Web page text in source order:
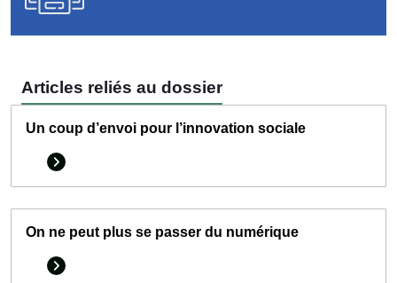
Articles reliés au dossier
Un coup d’envoi pour l’innovation sociale
On ne peut plus se passer du numérique